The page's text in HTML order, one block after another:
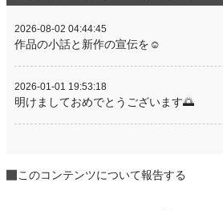
2026-08-02 04:44:45
作品の小話と新作の宣伝を☺️
2026-01-01 19:53:18
明けましておめでとうございます🌅
このコンテンツについて報告する